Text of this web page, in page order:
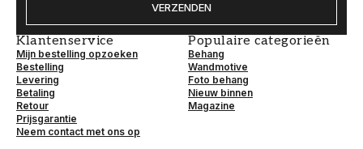
VERZENDEN
Klantenservice
Mijn bestelling opzoeken
Bestelling
Levering
Betaling
Retour
Prijsgarantie
Neem contact met ons op
Populaire categorieën
Behang
Wandmotive
Foto behang
Nieuw binnen
Magazine